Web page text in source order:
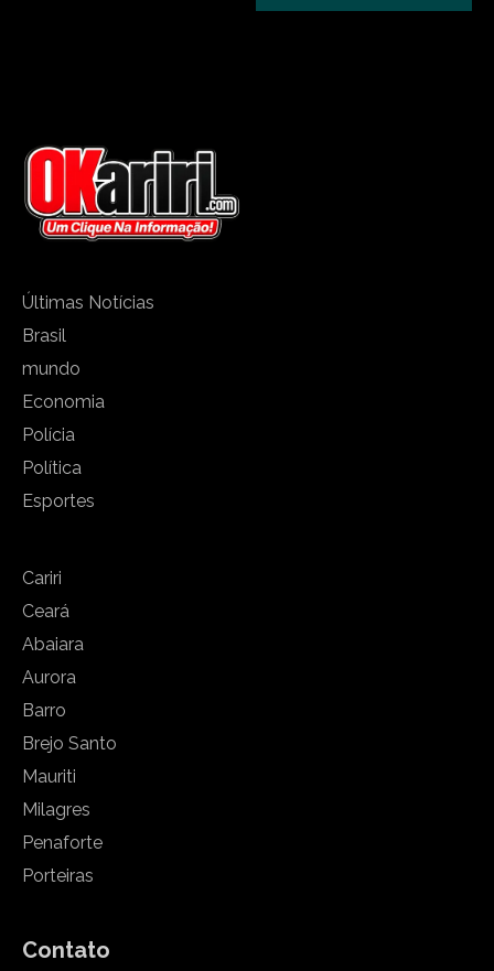
Últimas Notícias
Brasil
mundo
Economia
Polícia
Política
Esportes
Cariri
Ceará
Abaiara
Aurora
Barro
Brejo Santo
Mauriti
Milagres
Penaforte
Porteiras
Contato